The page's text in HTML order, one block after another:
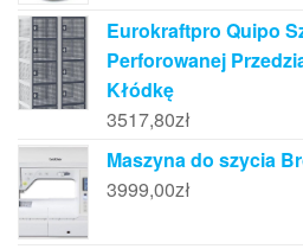
Eurokraftpro Quipo
Perforowanej
Kłódkę
3517,80zł
Maszyna do szycia
3999,00zł